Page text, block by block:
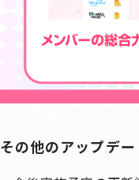
その他のアップデ